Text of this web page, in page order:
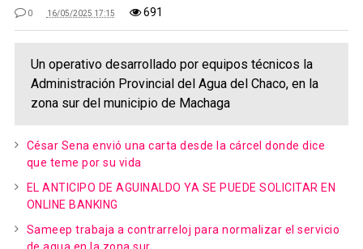
0 16/05/2025 17:15 691
Un operativo desarrollado por equipos técnicos la
Administración Provincial del Agua del Chaco, en la
zona sur del municipio de Machaga
César Sena envió una carta desde la cárcel donde dice
que teme por su vida
EL ANTICIPO DE AGUINALDO YA SE PUEDE SOLICITAR EN
ONLINE BANKING
Sameep trabaja a contrarreloj para normalizar el servicio